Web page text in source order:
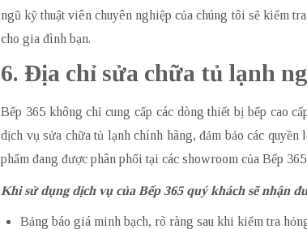
ngũ kỹ thuật viên chuyên nghiệp của chúng tôi sẽ kiểm
cho gia đình bạn.
6. Địa chỉ sửa chữa tủ lạnh
Bếp 365 không chỉ cung cấp các dòng thiết bị bếp cao
dịch vụ sửa chữa tủ lạnh chính hãng, đảm bảo các
phẩm đang được phân phối tại các showroom của Bếp
Khi sử dụng dịch vụ của Bếp 365 quý khách sẽ nhận
Bảng báo giá minh bạch, rõ ràng sau khi kiểm tra